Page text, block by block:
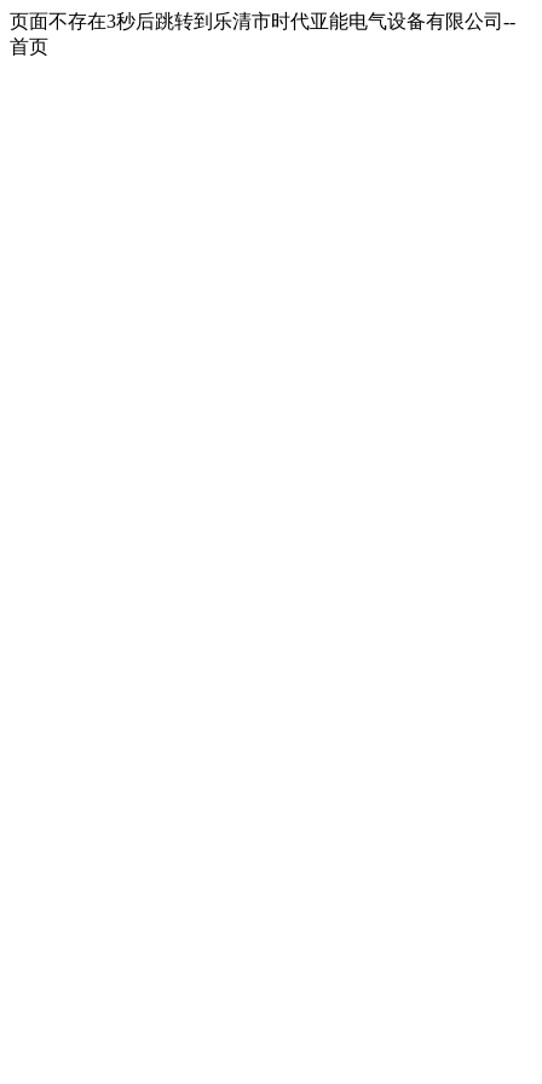
页面不存在3秒后跳转到乐清市时代亚能电气设备有限公司--
首页